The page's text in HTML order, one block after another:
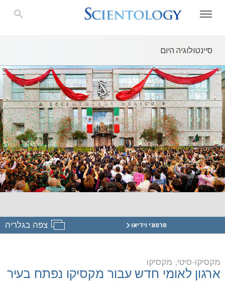
סיינטולוגיה היום
צפה בגלריה סרטוני וידיאו
ארגון
סיור
מקסיקו-סיטי, מקסיקו
ארגון לאומי חדש עבור מקסיקו נפתח בעיר